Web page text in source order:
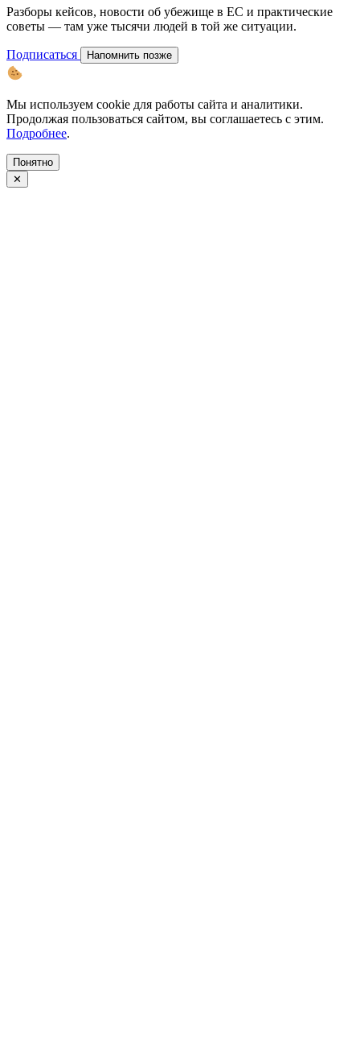
Разборы кейсов, новости об убежище в ЕС и практические
советы — там уже тысячи людей в той же ситуации.
Подписаться Напомнить позже
Мы используем cookie для работы сайта и аналитики.
Продолжая пользоваться сайтом, вы соглашаетесь с этим.
Подробнее.
Понятно
✕